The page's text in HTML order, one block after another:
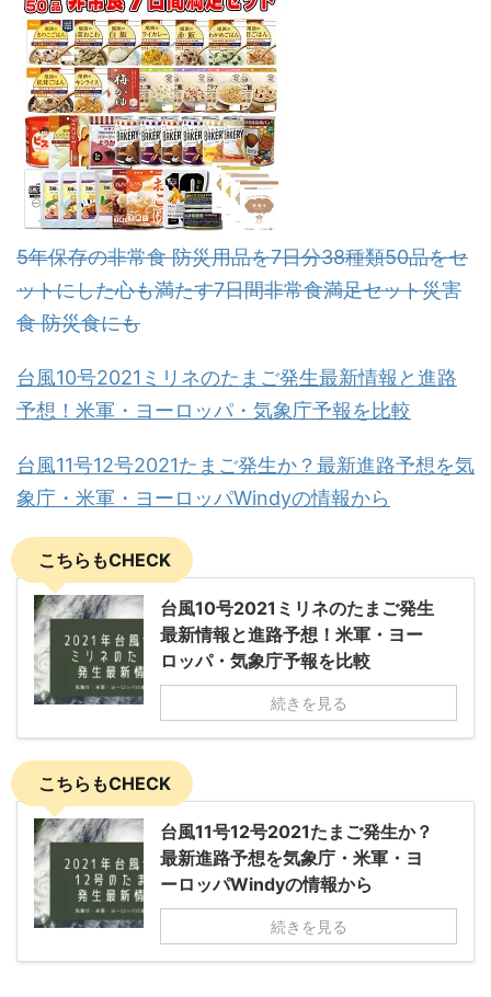
5年保存の非常食 防災用品を7日分38種類50品をセ
ットにした心も満たす7日間非常食満足セット災害
食 防災食にも
台風10号2021ミリネのたまご発生最新情報と進路
予想！米軍・ヨーロッパ・気象庁予報を比較
台風11号12号2021たまご発生か？最新進路予想を気
象庁・米軍・ヨーロッパWindyの情報から
こちらもCHECK
台風10号2021ミリネのたまご発生
最新情報と進路予想！米軍・ヨー
ロッパ・気象庁予報を比較
続きを見る
こちらもCHECK
台風11号12号2021たまご発生か？
最新進路予想を気象庁・米軍・ヨ
ーロッパWindyの情報から
続きを見る